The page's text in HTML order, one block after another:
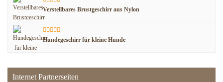
Verstellbares Brustgeschirr aus Nylon
Hundegeschirr für kleine Hunde
Internet Partnerseiten